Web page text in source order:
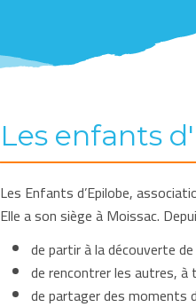
Les enfants
Les Enfants d’Epilobe,
Elle a son siège à Moissac.
de partir à la découverte
de rencontrer les autres,
de partager des moments